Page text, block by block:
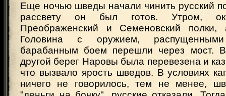
Еще ночью шведы начали чинить русский
рассвету он был готов. Утром,
Преображенский и Семеновский полки,
Головина с оружием,
барабанным боем перешли через мост.
другой берег Наровы была перевезена и
что вызвало ярость шведов. В условиях
ничего не говорилось, тем не менее,